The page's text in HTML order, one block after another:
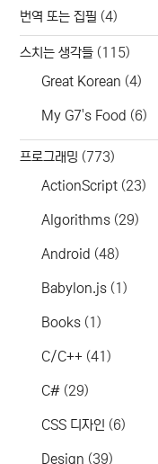
번역 또는 집필 (4)
스치는 생각들 (115)
Great Korean (4)
My G7's Food (6)
프로그래밍 (773)
ActionScript (23)
Algorithms (29)
Android (48)
Babylon.js (1)
Books (1)
C/C++ (41)
C# (29)
CSS 디자인 (6)
Design (39)